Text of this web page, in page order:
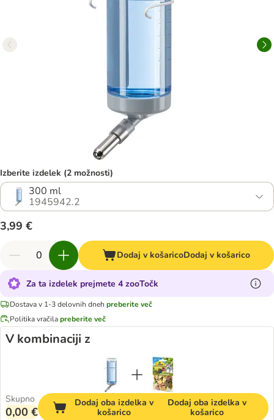
Izberite izdelek (2 možnosti)
300 ml
1945942.2
3,99 €
Dodaj v košaricoDodaj v košarico
Za ta izdelek prejmete 4 zooTočk
Dostava v 1-3 delovnih dneh preberite več
Politika vračilapreberite več
V kombinaciji z
Skupno
0,00 €
Dodaj oba izdelka v
košarico
Dodaj oba izdelka v
košarico